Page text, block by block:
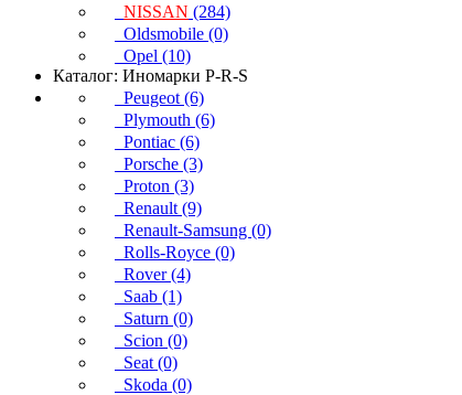
NISSAN (284)
Oldsmobile (0)
Opel (10)
Каталог: Иномарки P-R-S
Peugeot (6)
Plymouth (6)
Pontiac (6)
Porsche (3)
Proton (3)
Renault (9)
Renault-Samsung (0)
Rolls-Royce (0)
Rover (4)
Saab (1)
Saturn (0)
Scion (0)
Seat (0)
Skoda (0)